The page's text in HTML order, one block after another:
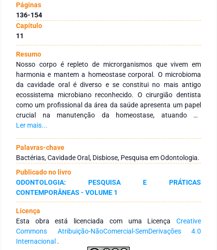
Páginas
136-154
Capítulo
11
Resumo
Nosso corpo é repleto de microrganismos que vivem em
harmonia e mantem a homeostase corporal. O microbioma
da cavidade oral é diverso e se constitui no mais antigo
ecossistema microbiano reconhecido. O cirurgião dentista
como um profissional da área da saúde apresenta um papel
crucial na manutenção da homeostase, atuando no
diagnóstico e tratamento de patologias decorrentes da
periodontal. Assim sendo, a revisão de literatura em questão
busca ampliar o conhecimento e a compreensão de métodos
de estudo de bactérias orais mensurados em artigos
científicos. Esses tópicos são assuntos fundamentais na
formação de cirurgiões-dentistas mais qualificados que
entendam como são realizadas as evidências científicas as
quais baseiam a tomada de decisão do profissional
repercutindo no busca pelo melhor plano de tratamento para
Ler mais...
Palavras-chave
Bactérias, Cavidade Oral, Disbiose, Pesquisa em Odontologia.
Publicado no livro
ODONTOLOGIA: PESQUISA E PRÁTICAS
CONTEMPORÂNEAS - VOLUME 1
Licença
Esta obra está licenciada com uma Licença Creative
Commons Atribuição-NãoComercial-SemDerivações 4.0
Internacional .